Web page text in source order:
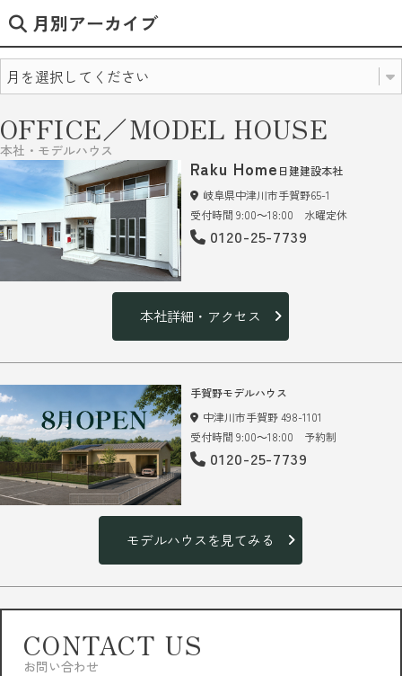
月別アーカイブ
OFFICE／MODEL HOUSE
本社・モデルハウス
Raku Home 日建建設本社
岐阜県中津川市手賀野65-1
受付時間 9:00～18:00 水曜定休
0120-25-7739
本社詳細・アクセス
手賀野モデルハウス
中津川市手賀野 498-1101
受付時間 9:00～18:00 予約制
0120-25-7739
モデルハウスを見てみる
CONTACT US
お問い合わせ